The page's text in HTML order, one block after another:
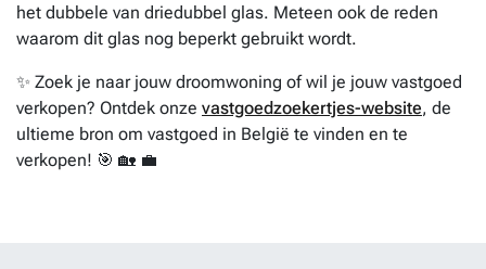
het dubbele van driedubbel glas. Meteen ook de reden
waarom dit glas nog beperkt gebruikt wordt.
✨ Zoek je naar jouw droomwoning of wil je jouw vastgoed
verkopen? Ontdek onze vastgoedzoekertjes-website, de
ultieme bron om vastgoed in België te vinden en te
verkopen! 🎯 🏡 💼